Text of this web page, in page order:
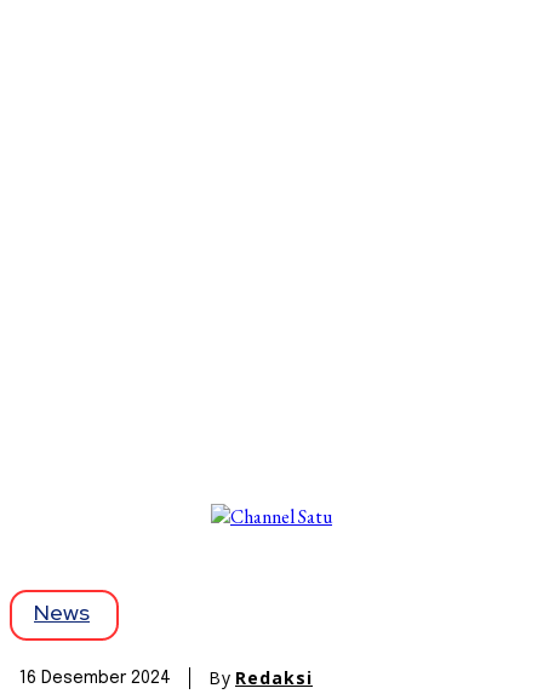
News
16 Desember 2024 By Redaksi